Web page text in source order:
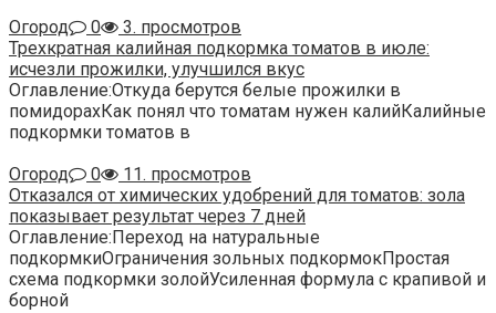
Огород
0
3. просмотров
Трехкратная калийная подкормка томатов в июле:
исчезли прожилки, улучшился вкус
Оглавление:Откуда берутся белые прожилки в
помидорахКак понял что томатам нужен калийКалийные
подкормки томатов в
Огород
0
11. просмотров
Отказался от химических удобрений для томатов: зола
показывает результат через 7 дней
Оглавление:Переход на натуральные
подкормкиОграничения зольных подкормокПростая
схема подкормки золойУсиленная формула с крапивой и
борной